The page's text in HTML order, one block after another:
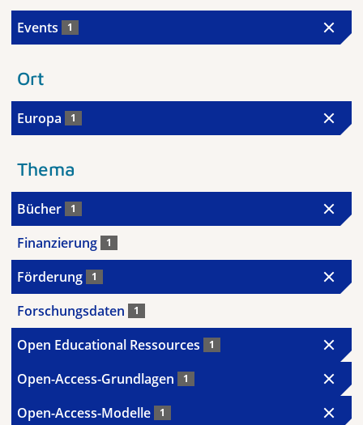
Events 1
Ort
Europa 1
Thema
Bücher 1
Finanzierung 1
Förderung 1
Forschungsdaten 1
Open Educational Ressources 1
Open-Access-Grundlagen 1
Open-Access-Modelle 1